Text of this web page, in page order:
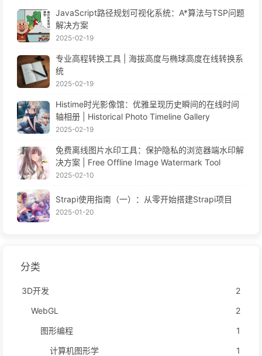
JavaScript路径规划可视化系统：A*算法与TSP问题
解决方案
2025-02-19
专业高程转换工具 | 海拔高度与椭球高度在线转换系
统
2025-02-19
Histime时光影像馆：优雅呈现历史瞬间的在线时间
轴相册 | Historical Photo Timeline Gallery
2025-02-19
免费离线图片水印工具：保护隐私的浏览器端水印解
决方案 | Free Offline Image Watermark Tool
2025-02-10
Strapi使用指南（一）：从零开始搭建Strapi项目
2025-01-20
分类
3D开发
2
WebGL
2
图形编程
1
计算机图形学
1